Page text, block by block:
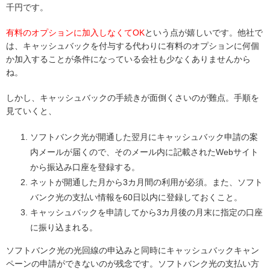
千円です。
有料のオプションに加入しなくてOKという点が嬉しいです。他社で
は、キャッシュバックを付与する代わりに有料のオプションに何個
か加入することが条件になっている会社も少なくありませんから
ね。
しかし、キャッシュバックの手続きが面倒くさいのが難点。手順を
見ていくと、
ソフトバンク光が開通した翌月にキャッシュバック申請の案
内メールが届くので、そのメール内に記載されたWebサイト
から振込み口座を登録する。
ネットが開通した月から3カ月間の利用が必須。また、ソフト
バンク光の支払い情報を60日以内に登録しておくこと。
キャッシュバックを申請してから3カ月後の月末に指定の口座
に振り込まれる。
ソフトバンク光の光回線の申込みと同時にキャッシュバックキャン
ペーンの申請ができないのが残念です。ソフトバンク光の支払い方